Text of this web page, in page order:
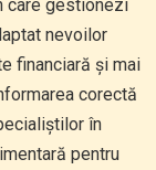
care gestionezi
nevoilor
financiară și mai
corectă
în
pentru